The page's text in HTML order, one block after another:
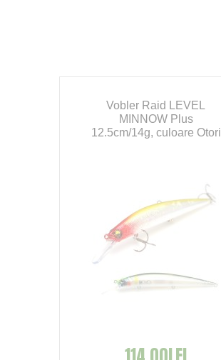
Vobler Raid LEVEL
MINNOW Plus
12.5cm/14g, culoare Otori